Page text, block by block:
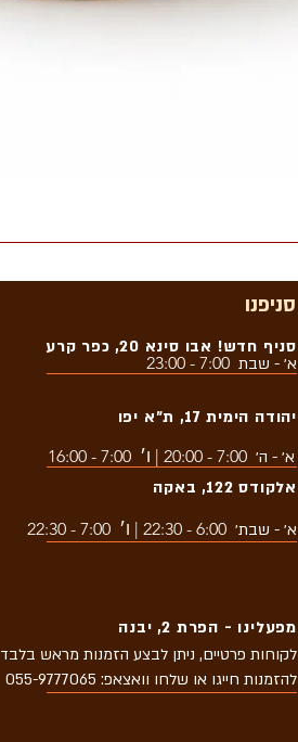
סניפנו
סניף חדש! אבו סינא 20, כפר קרע
יהודה הימית 17, ת״א יפו
אלקודס 122, באקה
מפעלינו - הפרת 2, יבנה
א׳ - שבת7:00 - 23:00
א׳ - ה׳7:00 - 20:00 | ו׳ 7:00 - 16:00
א׳ - שבת׳6:00 - 22:30 | ו׳ 7:00 - 22:30
לקוחות פרטיים, ניתן לבצע הזמנות מראש בלבד
להזמנות חייגו או שלחו וואצאפ: 055-9777065